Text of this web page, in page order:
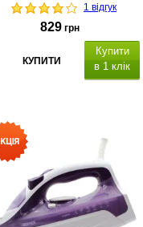
1 відгук
829 грн
КУПИТИ
Купити
в 1 клік